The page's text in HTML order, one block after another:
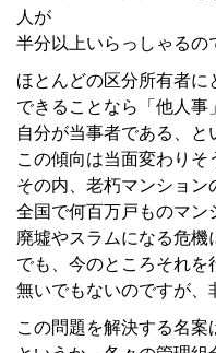
人が
半分以上いらっしゃるの
ほとんどの区分所有者に
できることなら「他人事
自分が当事者である、と
この傾向は当面変わりそ
その内、老朽マンション
全国で何百万戸ものマン
廃墟やスラムになる危機
でも、今のところそれを
無いでもないのですが、
この問題を解決する名案